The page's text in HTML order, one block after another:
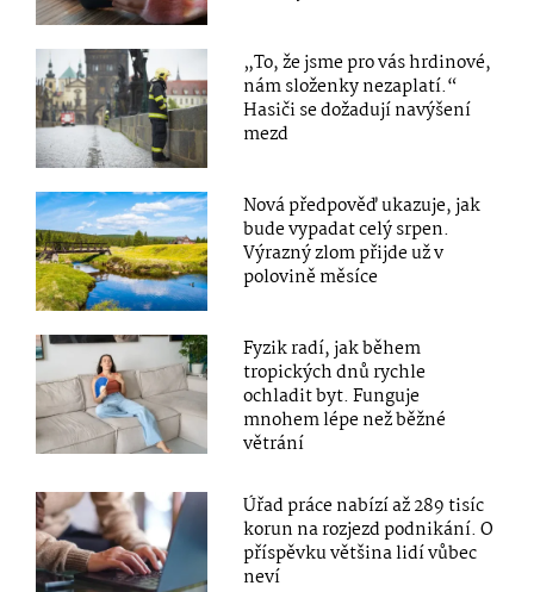
„To, že jsme pro vás hrdinové,
nám složenky nezaplatí.“
Hasiči se dožadují navýšení
mezd
Nová předpověď ukazuje, jak
bude vypadat celý srpen.
Výrazný zlom přijde už v
polovině měsíce
Fyzik radí, jak během
tropických dnů rychle
ochladit byt. Funguje
mnohem lépe než běžné
větrání
Úřad práce nabízí až 289 tisíc
korun na rozjezd podnikání. O
příspěvku většina lidí vůbec
neví